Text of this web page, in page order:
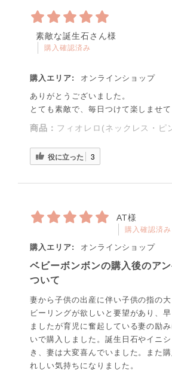
素敵な誕生石さん様
購入確認済み
購入エリア:
オンラインショップ
ありがとうございました。
とても素敵で、毎日つけて楽しませて
商品： フィオレロ(ネックレス・ピ
役に立った 3
AT様
購入確認済み
購入エリア: オンラインショップ
ベビーボンボンの購入後のア
ついて
妻から子供の出産に伴い子供の指の
ビーリングが欲しいと要望があり、
ましたが育児に奮起している妻の励
いで購入しました。誕生日石やイニ
き、妻は大変喜んでいました。また
れしい気持ちになりました。